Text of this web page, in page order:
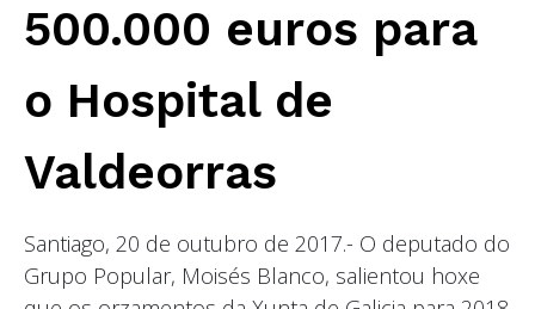
500.000 euros para
o Hospital de
Valdeorras
Santiago, 20 de outubro de 2017.- O deputado do
Grupo Popular, Moisés Blanco, salientou hoxe